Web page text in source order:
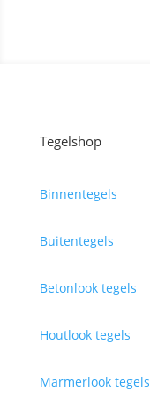
Tegelshop
Binnentegels
Buitentegels
Betonlook tegels
Houtlook tegels
Marmerlook tegels